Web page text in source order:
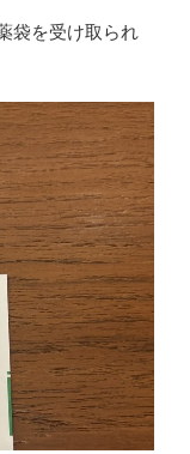
袋を受け取られ